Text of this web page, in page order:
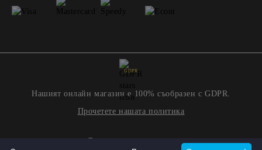
GDPR
Нашият онлайн магазин е 100% съобразен с GDPR.
Прочетете нашата политика